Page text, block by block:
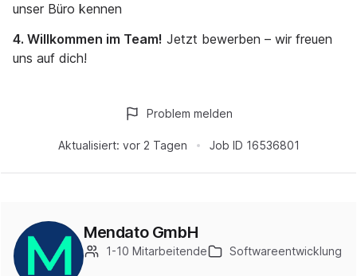
unser Büro kennen
4. Willkommen im Team! Jetzt bewerben – wir freuen
uns auf dich!
Aktualisiert: vor 2 Tagen Job ID 16536801
Problem melden
Mendato GmbH
1-10 Mitarbeitende Softwareentwicklung